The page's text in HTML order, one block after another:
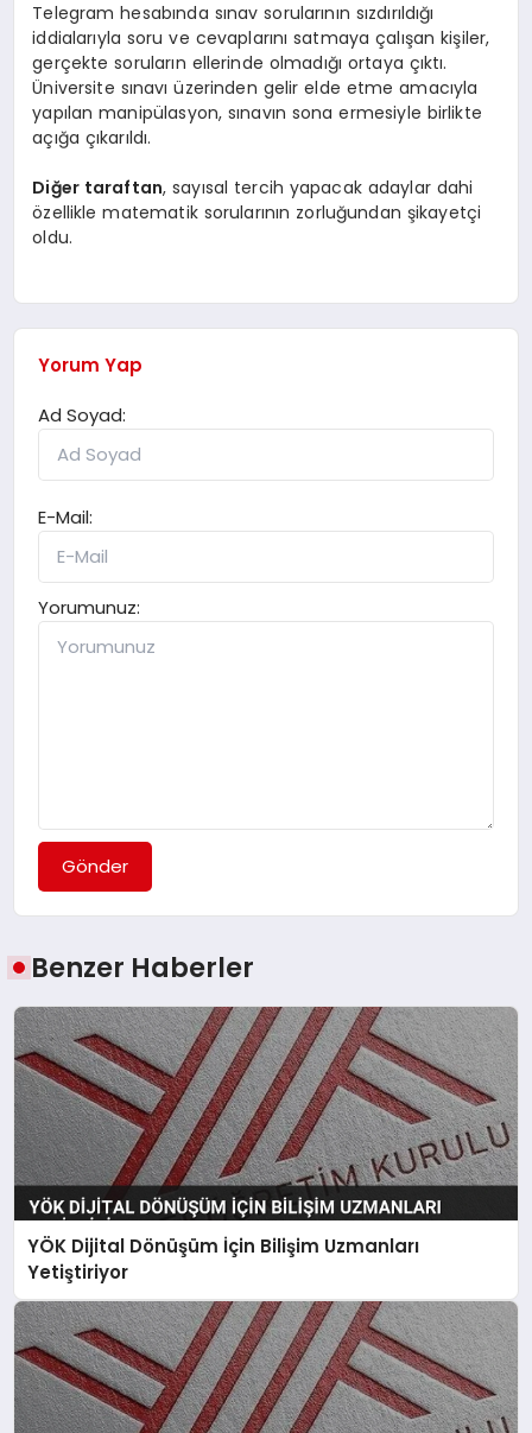
Telegram hesabında sınav sorularının sızdırıldığı
iddialarıyla soru ve cevaplarını satmaya çalışan kişiler,
gerçekte soruların ellerinde olmadığı ortaya çıktı.
Üniversite sınavı üzerinden gelir elde etme amacıyla
yapılan manipülasyon, sınavın sona ermesiyle birlikte
açığa çıkarıldı.
Diğer taraftan, sayısal tercih yapacak adaylar dahi
özellikle matematik sorularının zorluğundan şikayetçi
oldu.
Yorum Yap
Ad Soyad:
E-Mail:
Yorumunuz:
Gönder
Benzer Haberler
YÖK Dijital Dönüşüm İçin Bilişim Uzmanları
Yetiştiriyor